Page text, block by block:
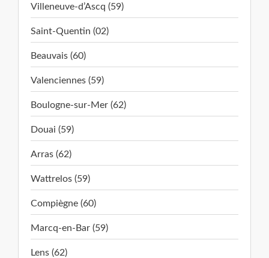
Villeneuve-d’Ascq (59)
Saint-Quentin (02)
Beauvais (60)
Valenciennes (59)
Boulogne-sur-Mer (62)
Douai (59)
Arras (62)
Wattrelos (59)
Compiègne (60)
Marcq-en-Bar (59)
Lens (62)